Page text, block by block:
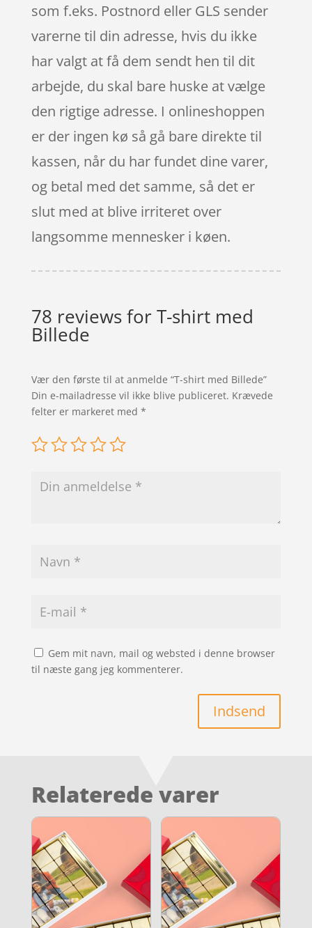
som f.eks. Postnord eller GLS sender
varerne til din adresse, hvis du ikke
har valgt at få dem sendt hen til dit
arbejde, du skal bare huske at vælge
den rigtige adresse. I onlineshoppen
er der ingen kø så gå bare direkte til
kassen, når du har fundet dine varer,
og betal med det samme, så det er
slut med at blive irriteret over
langsomme mennesker i køen.
78 reviews forT-shirt med
Billede
Vær den første til at anmelde “T-shirt med Billede”
Din e-mailadresse vil ikke blive publiceret. Krævede
felter er markeret med *
Gem mit navn, mail og websted i denne browser
til næste gang jeg kommenterer.
Indsend
Relaterede varer